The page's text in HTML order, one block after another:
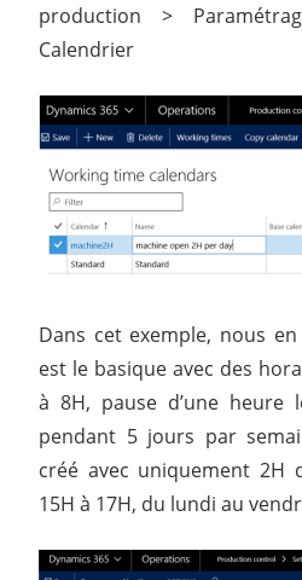
production >
Calendrier
Dans cet exemple, nous
est le basique avec des
à 8H, pause d’une
pendant 5 jours par
créé avec uniquement
15H à 17H, du lundi au